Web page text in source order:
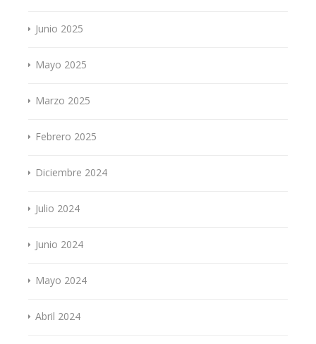
Junio 2025
Mayo 2025
Marzo 2025
Febrero 2025
Diciembre 2024
Julio 2024
Junio 2024
Mayo 2024
Abril 2024